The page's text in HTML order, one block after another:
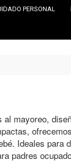
PERSONAL
mayoreo,
Ideales
padres